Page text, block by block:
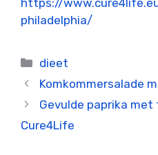
https://
philadelphia/
Categorieën
dieet
Komkommersalade
Gevulde paprika
Cure4Life